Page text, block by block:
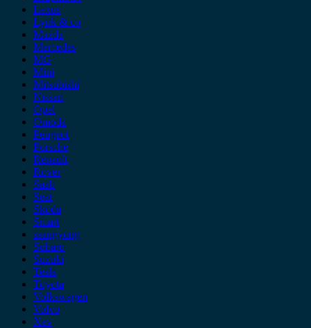
Lexus
Lynk & co
Mazda
Mercedes
MG
Mini
Mitsubishi
Nissan
Opel
Omoda
Peugeot
Porsche
Renault
Rover
Saab
Seat
Skoda
Smart
ssangyong
Subaru
Suzuki
Tesla
Toyota
Volkswagen
Volvo
Xev